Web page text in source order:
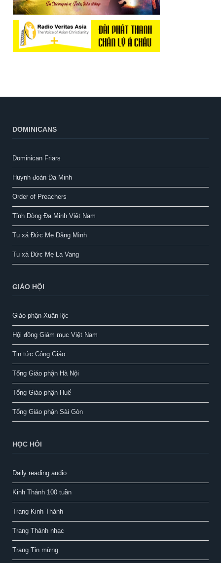
DOMINICANS
Dominican Friars
Huynh đoàn Đa Minh
Order of Preachers
Tỉnh Dòng Đa Minh Việt Nam
Tu xá Đức Mẹ Dâng Mình
Tu xá Đức Mẹ La Vang
GIÁO HỘI
Giáo phận Xuân lộc
Hội đồng Giám mục Việt Nam
Tin tức Công Giáo
Tổng Giáo phận Hà Nội
Tổng Giáo phận Huế
Tổng Giáo phận Sài Gòn
HỌC HỎI
Daily reading audio
Kinh Thánh 100 tuần
Trang Kinh Thánh
Trang Thánh nhạc
Trang Tin mừng